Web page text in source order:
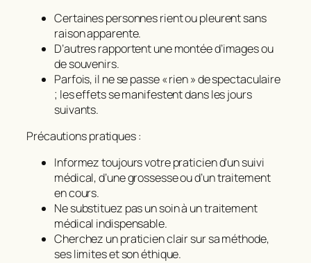
Certaines personnes rient ou pleurent sans
raison apparente.
D’autres rapportent une montée d’images ou
de souvenirs.
Parfois, il ne se passe « rien » de spectaculaire
; les effets se manifestent dans les jours
suivants.
Précautions pratiques :
Informez toujours votre praticien d’un suivi
médical, d’une grossesse ou d’un traitement
en cours.
Ne substituez pas un soin à un traitement
médical indispensable.
Cherchez un praticien clair sur sa méthode,
ses limites et son éthique.